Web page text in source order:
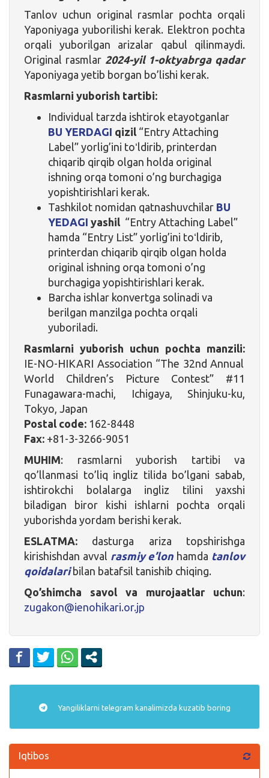
Tanlov uchun original rasmlar pochta orqali
Yaponiyaga yuborilishi kerak. Elektron pochta
orqali yuborilgan arizalar qabul qilinmaydi.
Original rasmlar 2024-yil 1-oktyabrga qadar
Yaponiyaga yetib borgan bo’lishi kerak.
Rasmlarni yuborish tartibi:
Individual tarzda ishtirok etayotganlar
BU YERDAGI qizil “Entry Attaching
Label” yorlig’ini toʻldirib, printerdan
chiqarib qirqib olgan holda original
ishning orqa tomoni o’ng burchagiga
yopishtirishlari kerak.
Tashkilot nomidan qatnashuvchilar BU
YEDAGI yashil “Entry Attaching Label”
hamda “Entry List” yorlig’ini toʻldirib,
printerdan chiqarib qirqib olgan holda
original ishning orqa tomoni o’ng
burchagiga yopishtirishlari kerak.
Barcha ishlar konvertga solinadi va
berilgan manzilga pochta orqali
yuboriladi.
Rasmlarni yuborish uchun pochta manzili:
IE-NO-HIKARI Association “The 32nd Annual
World Children’s Picture Contest” #11
Funagawara-machi, Ichigaya, Shinjuku-ku,
Tokyo, Japan
Postal code: 162-8448
Fax: +81-3-3266-9051
MUHIM: rasmlarni yuborish tartibi va
qo’llanmasi to’liq ingliz tilida bo’lgani sabab,
ishtirokchi bolalarga ingliz tilini yaxshi
biladigan biror kishi ishlarni pochta orqali
yuborishda yordam berishi kerak.
ESLATMA: dasturga ariza topshirishga
kirishishdan avval rasmiy e’lon hamda tanlov
qoidalaribilan batafsil tanishib chiqing.
Qo’shimcha savol va murojaatlar uchun:
zugakon@ienohikari.or.jp
Yangiliklarni telegram kanalimizda kuzatib boring
Iqtibos